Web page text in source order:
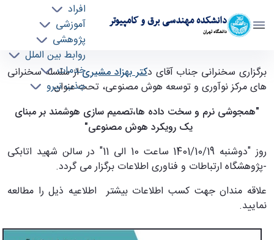
دانشکده مهندسی برق و کامپیوتر
دانشگاه تهران
افراد
آموزشی
پژوهشی
روابط بین الملل
خدمات
جذب نیرو
برگزاری سخنرانی جناب آقای دکتر بهزاد مشیری -
ece- دانشکده مهندسی برق و کامپیوتر
برگزاری سخنرانی جناب آقای دکتر بهزاد مشیریاز سلسله سخنرانی
های مرکز نوآوری و توسعه هوش مصنوعی، تحت عنوان
"همجوشی نرم و سخت داده ها،تصمیم سازی هوشمند بر مبنای
یک رویکرد هوش مصنوعی"
روز "دوشنبه 1401/10/19 ساعت 10 الی 11" در سالن شهید اتابکی
-پژوهشگاه ارتباطات و فناوری اطلاعات برگزار می گردد.
علاقه مندان جهت کسب اطلاعات بیشتر اطلاعیه ذیل را مطالعه
نمایید.